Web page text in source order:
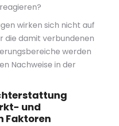
wirken sich nicht auf
die damit verbundenen
werden
Nachweise in der
und
Faktoren